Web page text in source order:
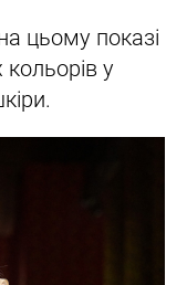
цьому показі
у